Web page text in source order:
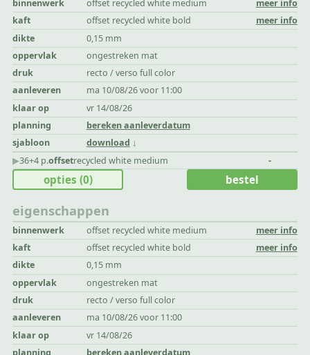
binnenwerk offset recycled white medium
meer info
kaft
offset recycled white bold
meer info
dikte
0,15 mm
oppervlak
ongestreken mat
druk
recto / verso full color
aanleveren
ma 10/08/26 voor 11:00
klaar op
vr 14/08/26
planning
bereken aanleverdatum
sjabloon
download
▶︎36+4 p.offsetrecycled white medium -
eigenschappen
binnenwerk offset recycled white medium
meer info
kaft
offset recycled white bold
meer info
dikte
0,15 mm
oppervlak
ongestreken mat
druk
recto / verso full color
aanleveren
ma 10/08/26 voor 11:00
klaar op
vr 14/08/26
planning
bereken aanleverdatum
opties (0) bestel